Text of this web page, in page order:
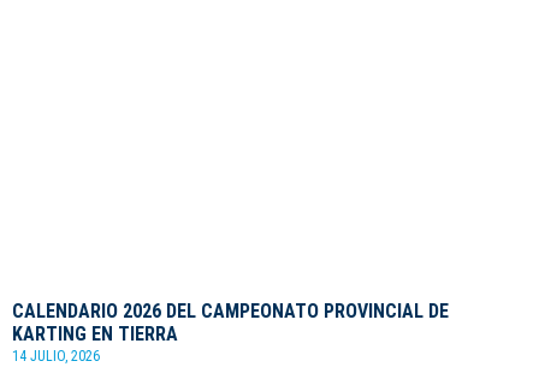
CALENDARIO 2026 DEL CAMPEONATO PROVINCIAL DE
KARTING EN TIERRA
14 JULIO, 2026